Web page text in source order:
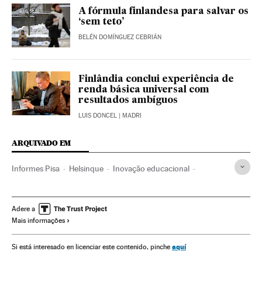
A fórmula finlandesa para salvar os
‘sem teto’
BELÉN DOMÍNGUEZ CEBRIÁN
Finlândia conclui experiência de
renda básica universal com
resultados ambíguos
LUIS DONCEL | MADRI
ARQUIVADO EM
Informes Pisa Helsinque Inovação educacional
Escandinávia Qualidade ensino
Comunidade educativa
Organizações internacionais Educação
Adere a
Mais informações
Si está interesado en licenciar este contenido, pinche aquí